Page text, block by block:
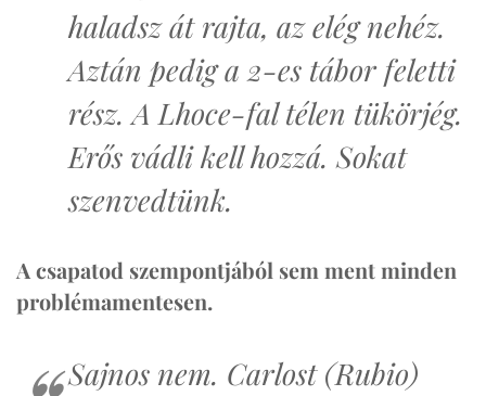
haladsz át rajta, az elég nehéz.
Aztán pedig a 2-es tábor feletti
rész. A Lhoce-fal télen tükörjég.
Erős vádli kell hozzá. Sokat
szenvedtünk.
A csapatod szempontjából sem ment minden
problémamentesen.
Sajnos nem. Carlost (Rubio)